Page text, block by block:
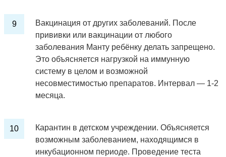
Вакцинация от других заболеваний. После
прививки или вакцинации от любого
заболевания Манту ребёнку делать запрещено.
Это объясняется нагрузкой на иммунную
систему в целом и возможной
несовместимостью препаратов. Интервал — 1-2
месяца.
Карантин в детском учреждении. Объясняется
возможным заболеванием, находящимся в
инкубационном периоде. Проведение теста